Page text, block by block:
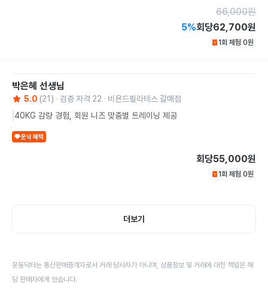
66,000원
5%회당62,700원
1회 체험 0원
박은혜 선생님
5.0 (21 ) 검증 자격 22
비욘드필라테스 갈매점
40KG 감량 경험, 회원 니즈 맞춤별 트레이닝 제공
운닥 혜택
회당55,000원
1회 체험 0원
더보기
운동닥터는 통신판매중개자로서 거래 당사자가 아니며, 상품정보 및 거래에 대한 책임은 해
당 판매자에게 있습니다.